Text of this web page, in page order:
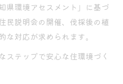
県環境アセスメント」に基づ
民説明会の開催、伐採後の植
対応が求められます。
ステップで安心な住環境づく